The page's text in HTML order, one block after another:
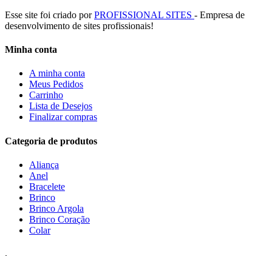
Esse site foi criado porPROFISSIONAL SITES - Empresa de
desenvolvimento de sites profissionais!
Minha conta
A minha conta
Meus Pedidos
Carrinho
Lista de Desejos
Finalizar compras
Categoria de produtos
Aliança
Anel
Bracelete
Brinco
Brinco Argola
Brinco Coração
Colar